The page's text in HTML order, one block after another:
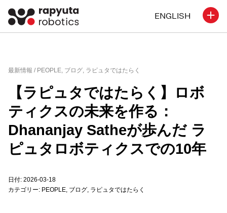
ENGLISH
最新情報 / PEOPLE, ブログ, ラピュタではたらく
【ラピュタではたらく】ロボ
ティクスの未来を作る：
Dhananjay Satheが歩んだ ラ
ピュタロボティクスでの10年
日付: 2026-03-18
カテゴリー: PEOPLE, ブログ, ラピュタではたらく